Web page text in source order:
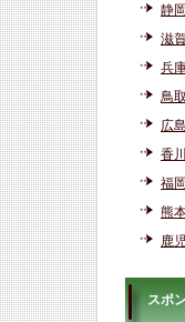
静
滋
兵
鳥
広
香
福
熊
鹿
スポ